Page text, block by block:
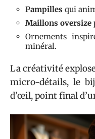
Pampilles qui
Maillons oversize
Ornements
minéral.
La créativité
micro-détails, le
d’œil, point final